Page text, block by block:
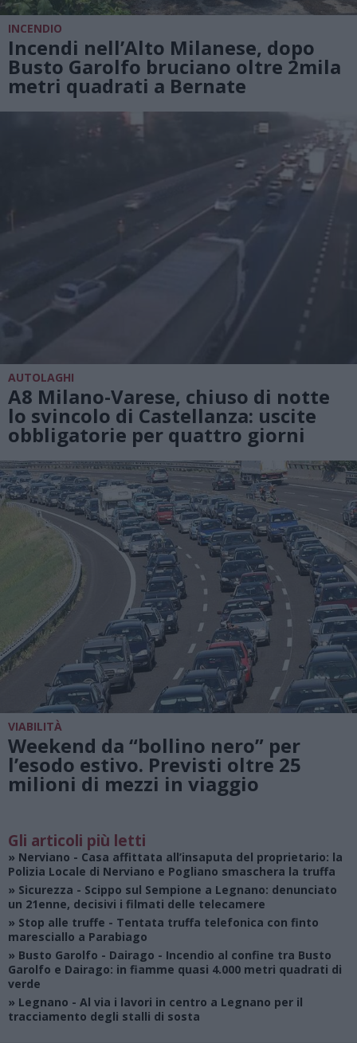
INCENDIO
Incendi nell’Alto Milanese, dopo
Busto Garolfo bruciano oltre 2mila
metri quadrati a Bernate
AUTOLAGHI
A8 Milano-Varese, chiuso di notte
lo svincolo di Castellanza: uscite
obbligatorie per quattro giorni
VIABILITÀ
Weekend da “bollino nero” per
l’esodo estivo. Previsti oltre 25
milioni di mezzi in viaggio
Gli articoli più letti
» Nerviano - Casa affittata all’insaputa del proprietario: la
Polizia Locale di Nerviano e Pogliano smaschera la truffa
» Sicurezza - Scippo sul Sempione a Legnano: denunciato
un 21enne, decisivi i filmati delle telecamere
» Stop alle truffe - Tentata truffa telefonica con finto
maresciallo a Parabiago
» Busto Garolfo - Dairago - Incendio al confine tra Busto
Garolfo e Dairago: in fiamme quasi 4.000 metri quadrati di
verde
» Legnano - Al via i lavori in centro a Legnano per il
tracciamento degli stalli di sosta